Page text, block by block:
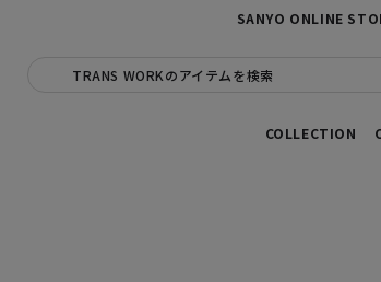
SANYO ONLINE
TRANS WORKのアイテムを検索
COLLECTION